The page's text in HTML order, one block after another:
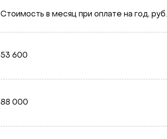
Стоимость в месяц при оплате на год, руб.
53 600
88 000